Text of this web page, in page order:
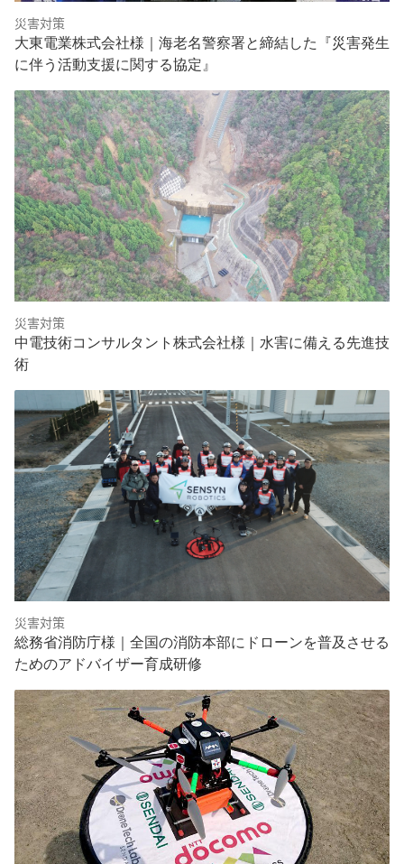
災害対策
大東電業株式会社様｜海老名警察署と締結した『災害発生
に伴う活動支援に関する協定』
災害対策
中電技術コンサルタント株式会社様｜水害に備える先進技
術
災害対策
総務省消防庁様｜全国の消防本部にドローンを普及させる
ためのアドバイザー育成研修